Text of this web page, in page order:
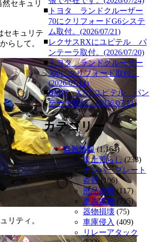
セキュリ
セキュリテ
らして。
リティ。
■ トヨタ ランドクルーザー
70にクリフォードG6システ
ム取付。(2026/07/21)
■レクサスRXにユピテル パ
ンテーラ取付。(2026/07/20)
■トヨタ ランドクルーザー
300にクリフォード取付。
(2026/07/14)
■BMW X7にユピテル パン
テーラ取付。(2026/07/13)
カテゴリー
盗難情報(1,164)
車上荒らし(233)
ナンバープレート
盗難(106)
部品盗難(117)
車両盗難 (795)
器物損壊 (75)
車庫侵入 (409)
リレーアタック